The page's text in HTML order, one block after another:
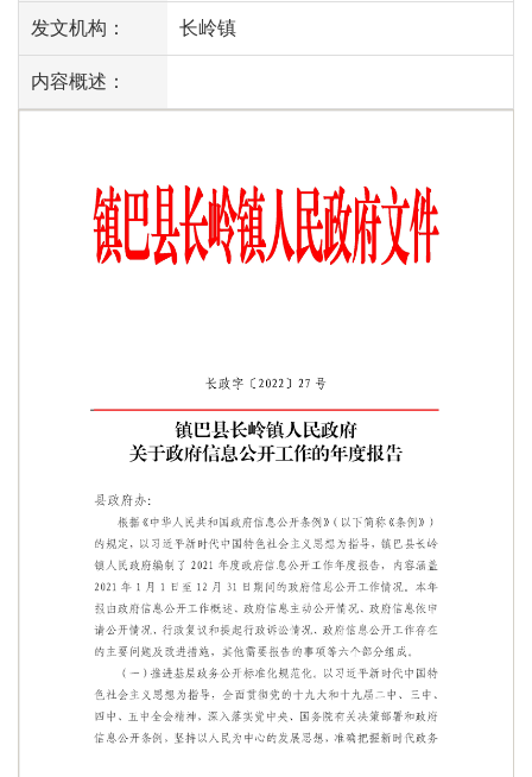
发文机构： 长岭镇
内容概述：